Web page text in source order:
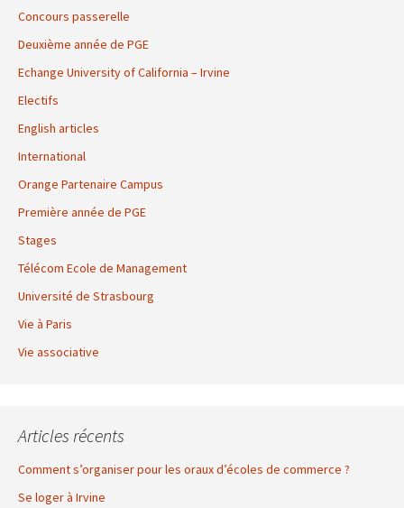
Concours passerelle
Deuxième année de PGE
Echange University of California – Irvine
Electifs
English articles
International
Orange Partenaire Campus
Première année de PGE
Stages
Télécom Ecole de Management
Université de Strasbourg
Vie à Paris
Vie associative
Articles récents
Comment s’organiser pour les oraux d’écoles de commerce ?
Se loger à Irvine